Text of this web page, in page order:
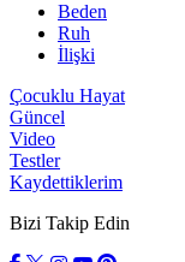
Beden
Ruh
İlişki
Çocuklu Hayat
Güncel
Video
Testler
Kaydettiklerim
Bizi Takip Edin